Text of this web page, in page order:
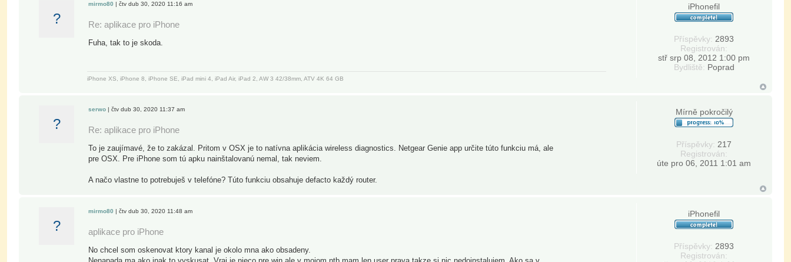
?
mirmo80 | čtv dub 30, 2020 11:16 am
Re: aplikace pro iPhone
Fuha, tak to je skoda.
iPhone XS, iPhone 8, iPhone SE, iPad mini 4, iPad Air, iPad 2, AW 3 42/38mm, ATV 4K 64 GB
iPhonefil
Příspěvky: 2893
Registrován:
stř srp 08, 2012 1:00 pm
Bydliště: Poprad
?
serwo | čtv dub 30, 2020 11:37 am
Re: aplikace pro iPhone
To je zaujímavé, že to zakázal. Pritom v OSX je to natívna aplikácia wireless diagnostics. Netgear Genie app určite túto funkciu má, ale
pre OSX. Pre iPhone som tú apku nainštalovanú nemal, tak neviem.
A načo vlastne to potrebuješ v telefóne? Túto funkciu obsahuje defacto každý router.
Mírně pokročilý
Příspěvky: 217
Registrován:
úte pro 06, 2011 1:01 am
?
mirmo80 | čtv dub 30, 2020 11:48 am
aplikace pro iPhone
No chcel som oskenovat ktory kanal je okolo mna ako obsadeny.
iPhonefil
Příspěvky: 2893
Registrován: